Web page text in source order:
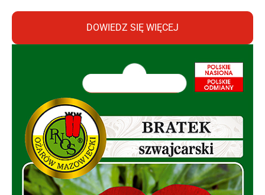
DOWIEDZ SIĘ WIĘCEJ